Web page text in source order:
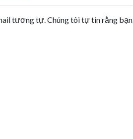
tương tự. Chúng tôi tự tin rằng bạn